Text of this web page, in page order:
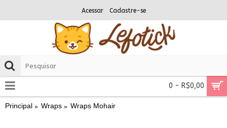
Acessar Cadastre-se
0 - R$0,00
Principal Wraps Wraps Mohair